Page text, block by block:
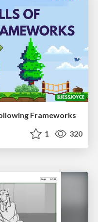
Frameworks
1 320